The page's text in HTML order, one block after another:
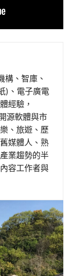
構、智庫、
)、電子廣電
經驗，
源軟體與市
、旅遊、歷
媒體人、熟
業趨勢的半
容工作者與